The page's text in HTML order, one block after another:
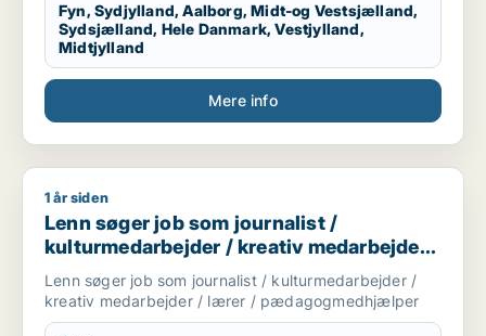
Fyn, Sydjylland, Aalborg, Midt-og Vestsjælland,
Sydsjælland, Hele Danmark, Vestjylland,
Midtjylland
Mere info
Lenn søger job som journalist / kulturmedarbejder /
1 år siden
Lenn søger job som journalist /
kulturmedarbejder / kreativ medarbejder /
lærer / pædagogmedhjælper
Lenn søger job som journalist / kulturmedarbejder /
kreativ medarbejder / lærer / pædagogmedhjælper